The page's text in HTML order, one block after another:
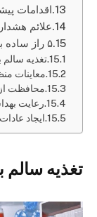
اقدامات
علائم
۵ راز ساده برای بینایی بهتر
تغذیه
معاینات
محافظت
رعایت
ایجاد
تغذیه سالم